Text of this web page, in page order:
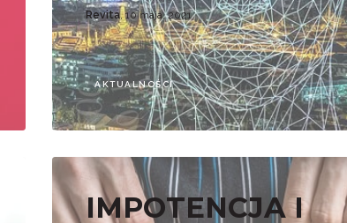
Revita, 10 maja, 2021
AKTUALNOŚCI
IMPOTENCJA I